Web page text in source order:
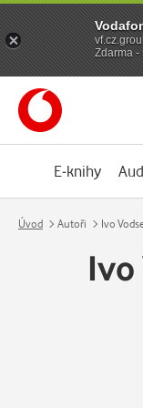
E-knihy
Úvod Autoři Ivo
Zdarma -